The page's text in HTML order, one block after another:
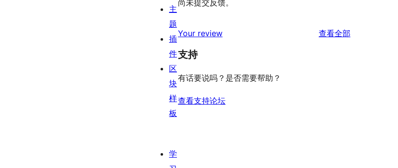
尚未提交反馈。
Your review 查看全部
支持
有话要说吗？是否需要帮助？
查看支持论坛
主
题
插
件
区
块
样
板
学